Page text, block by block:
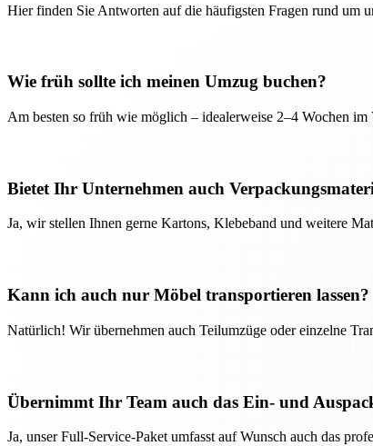
Hier finden Sie Antworten auf die häufigsten Fragen rund um
Wie früh sollte ich meinen Umzug buchen?
Am besten so früh wie möglich – idealerweise 2–4 Wochen
Bietet Ihr Unternehmen auch
Ja, wir stellen Ihnen gerne Kartons, Klebeband und weitere
Kann ich auch nur Möbel transportieren lassen?
Natürlich! Wir übernehmen auch Teilumzüge oder einzelne
Übernimmt Ihr Team auch das Ein- und
Ja, unser Full-Service-Paket umfasst auf Wunsch auch das